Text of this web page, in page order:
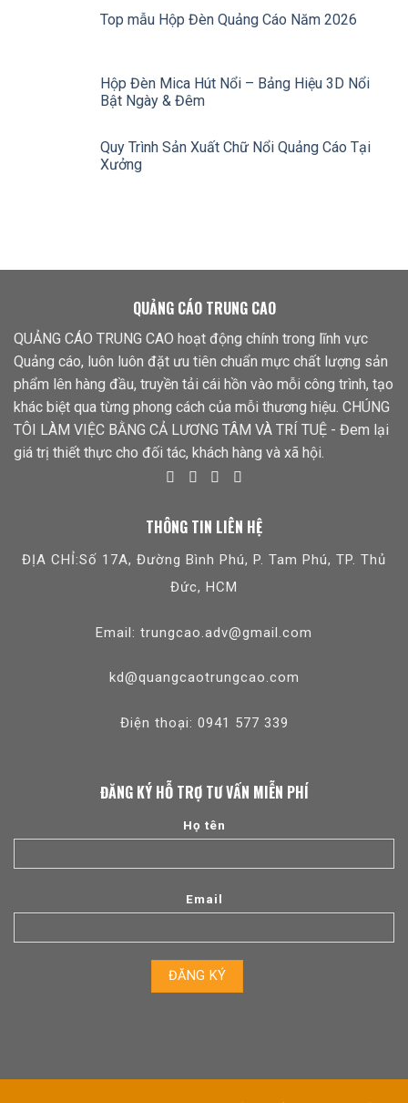
Top mẫu Hộp Đèn Quảng Cáo Năm 2026
Hộp Đèn Mica Hút Nổi – Bảng Hiệu 3D Nổi
Bật Ngày & Đêm
Quy Trình Sản Xuất Chữ Nổi Quảng Cáo Tại
Xưởng
QUẢNG CÁO TRUNG CAO
QUẢNG CÁO TRUNG CAO hoạt động chính trong lĩnh vực
Quảng cáo, luôn luôn đặt ưu tiên chuẩn mực chất lượng sản
phẩm lên hàng đầu, truyền tải cái hồn vào mỗi công trình, tạo
khác biệt qua từng phong cách của mỗi thương hiệu. CHÚNG
TÔI LÀM VIỆC BẰNG CẢ LƯƠNG TÂM VÀ TRÍ TUỆ - Đem lại
giá trị thiết thực cho đối tác, khách hàng và xã hội.
THÔNG TIN LIÊN HỆ
ĐỊA CHỈ:Số 17A, Đường Bình Phú, P. Tam Phú, TP. Thủ
Đức, HCM
Email: trungcao.adv@gmail.com
kd@quangcaotrungcao.com
Điện thoại: 0941 577 339
ĐĂNG KÝ HỖ TRỢ TƯ VẤN MIỄN PHÍ
Họ tên
Email